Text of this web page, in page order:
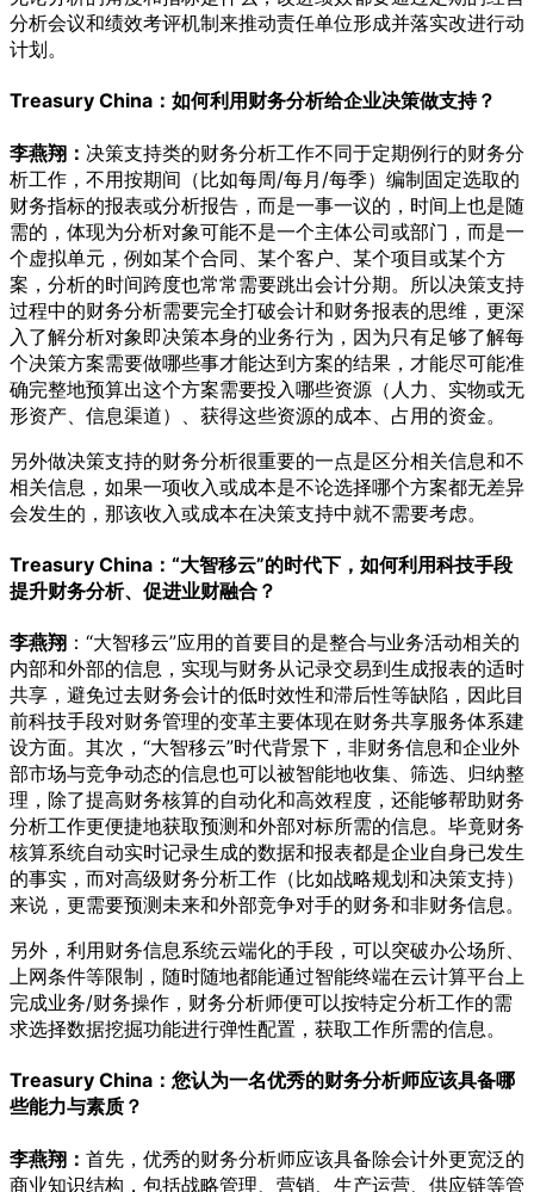
分析会议和绩效考评机制来推动责任单位形成并落实改进行动
计划。
Treasury China：如何利用财务分析给企业决策做支持？
李燕翔： 决策支持类的财务分析工作不同于定期例行的财务分
析工作，不用按期间（比如每周/每月/每季）编制固定选取的
财务指标的报表或分析报告，而是一事一议的，时间上也是随
需的，体现为分析对象可能不是一个主体公司或部门，而是一
个虚拟单元，例如某个合同、某个客户、某个项目或某个方
案，分析的时间跨度也常常需要跳出会计分期。所以决策支持
过程中的财务分析需要完全打破会计和财务报表的思维，更深
入了解分析对象即决策本身的业务行为，因为只有足够了解每
个决策方案需要做哪些事才能达到方案的结果，才能尽可能准
确完整地预算出这个方案需要投入哪些资源（人力、实物或无
形资产、信息渠道）、获得这些资源的成本、占用的资金。
另外做决策支持的财务分析很重要的一点是区分相关信息和不
相关信息，如果一项收入或成本是不论选择哪个方案都无差异
会发生的，那该收入或成本在决策支持中就不需要考虑。
Treasury China：“大智移云”的时代下，如何利用科技手段
提升财务分析、促进业财融合？
李燕翔 ：“大智移云”应用的首要目的是整合与业务活动相关的
内部和外部的信息，实现与财务从记录交易到生成报表的适时
共享，避免过去财务会计的低时效性和滞后性等缺陷，因此目
前科技手段对财务管理的变革主要体现在财务共享服务体系建
设方面。其次，“大智移云”时代背景下，非财务信息和企业外
部市场与竞争动态的信息也可以被智能地收集、筛选、归纳整
理，除了提高财务核算的自动化和高效程度，还能够帮助财务
分析工作更便捷地获取预测和外部对标所需的信息。毕竟财务
核算系统自动实时记录生成的数据和报表都是企业自身已发生
的事实，而对高级财务分析工作（比如战略规划和决策支持）
来说，更需要预测未来和外部竞争对手的财务和非财务信息。
另外，利用财务信息系统云端化的手段，可以突破办公场所、
上网条件等限制，随时随地都能通过智能终端在云计算平台上
完成业务/财务操作，财务分析师便可以按特定分析工作的需
求选择数据挖掘功能进行弹性配置，获取工作所需的信息。
Treasury China：您认为一名优秀的财务分析师应该具备哪
些能力与素质？
李燕翔： 首先，优秀的财务分析师应该具备除会计外更宽泛的
商业知识结构，包括战略管理、营销、生产运营、供应链等管